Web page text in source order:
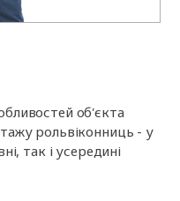
об'єкта
рольвіконниць - у
так і усередині